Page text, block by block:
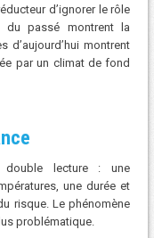
d’ignorer le rôle
du passé montrent la
d’aujourd’hui montrent
par un climat de fond
double lecture : une
une durée et
risque. Le phénomène
problématique.